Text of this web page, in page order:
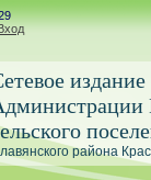
издание
района